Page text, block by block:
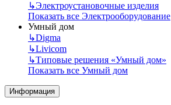
↳Электроустановочные изделия
Показать все Электрооборудование
Умный дом
↳Digma
↳Livicom
↳Типовые решения «Умный дом»
Показать все Умный дом
Информация